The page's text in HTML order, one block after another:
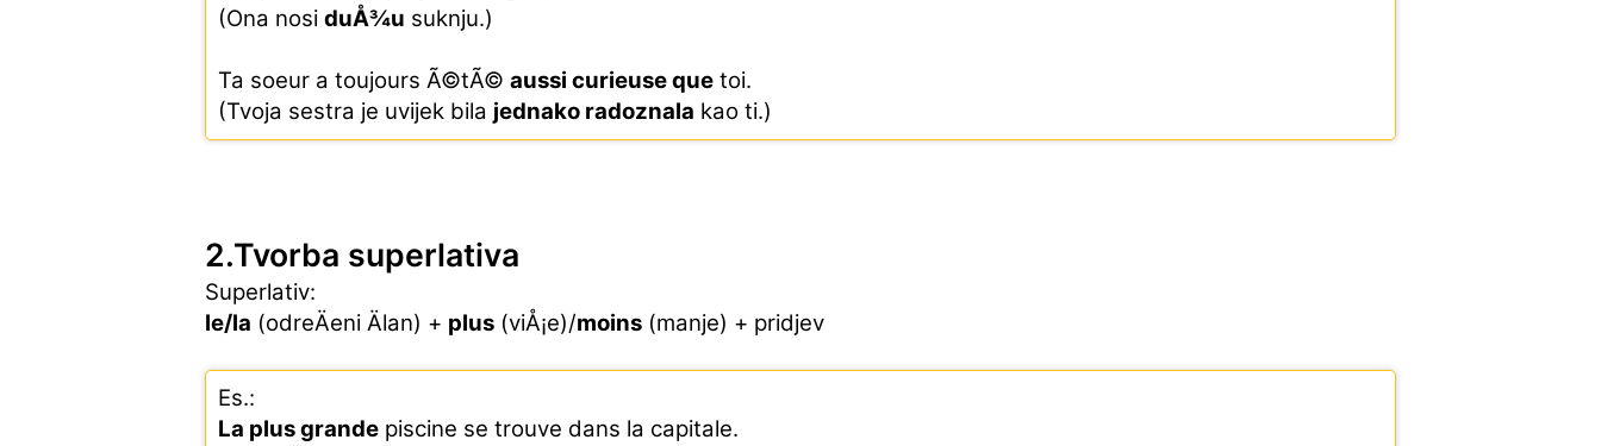
(Ona nosi duÅ¾u suknju.)
Ta soeur a toujours Ã©tÃ© aussi curieuse que toi.
(Tvoja sestra je uvijek bila jednako radoznala kao ti.)
2.Tvorba superlativa
Superlativ:
le/la (odreÄeni Älan) + plus (viÅ¡e)/moins (manje) + pridjev
Es.:
La plus grande piscine se trouve dans la capitale.